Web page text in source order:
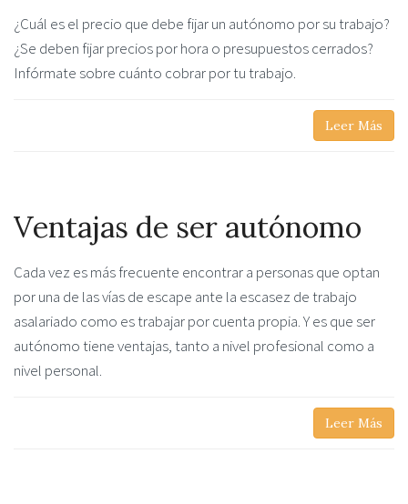
¿Cuál es el precio que debe fijar un autónomo por su trabajo?
¿Se deben fijar precios por hora o presupuestos cerrados?
Infórmate sobre cuánto cobrar por tu trabajo.
Leer Más
Ventajas de ser autónomo
Cada vez es más frecuente encontrar a personas que optan
por una de las vías de escape ante la escasez de trabajo
asalariado como es trabajar por cuenta propia. Y es que ser
autónomo tiene ventajas, tanto a nivel profesional como a
nivel personal.
Leer Más